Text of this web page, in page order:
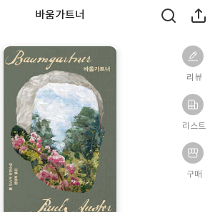
바움가트너
리뷰
리스트
구매